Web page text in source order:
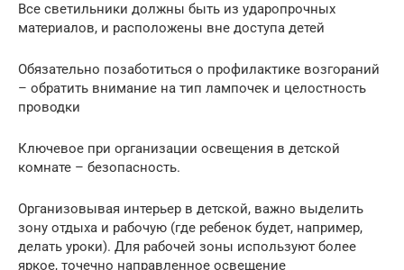
Все светильники должны быть из ударопрочных
материалов, и расположены вне доступа детей
Обязательно позаботиться о профилактике возгораний
– обратить внимание на тип лампочек и целостность
проводки
Ключевое при организации освещения в детской
комнате – безопасность.
Организовывая интерьер в детской, важно выделить
зону отдыха и рабочую (где ребенок будет, например,
делать уроки). Для рабочей зоны используют более
яркое, точечно направленное освещение